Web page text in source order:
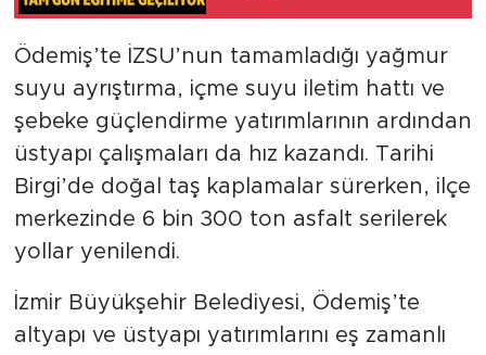
Ödemiş’te İZSU’nun tamamladığı yağmur
suyu ayrıştırma, içme suyu iletim hattı ve
şebeke güçlendirme yatırımlarının ardından
üstyapı çalışmaları da hız kazandı. Tarihi
Birgi’de doğal taş kaplamalar sürerken, ilçe
merkezinde 6 bin 300 ton asfalt serilerek
yollar yenilendi.
İzmir Büyükşehir Belediyesi, Ödemiş’te
altyapı ve üstyapı yatırımlarını eş zamanlı